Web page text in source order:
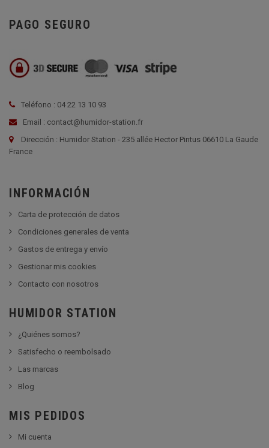
PAGO SEGURO
Teléfono : 04 22 13 10 93
Email : contact@humidor-station.fr
Dirección : Humidor Station - 235 allée Hector Pintus 06610 La Gaude
France
INFORMACIÓN
Carta de protección de datos
Condiciones generales de venta
Gastos de entrega y envío
Gestionar mis cookies
Contacto con nosotros
HUMIDOR STATION
¿Quiénes somos?
Satisfecho o reembolsado
Las marcas
Blog
MIS PEDIDOS
Mi cuenta